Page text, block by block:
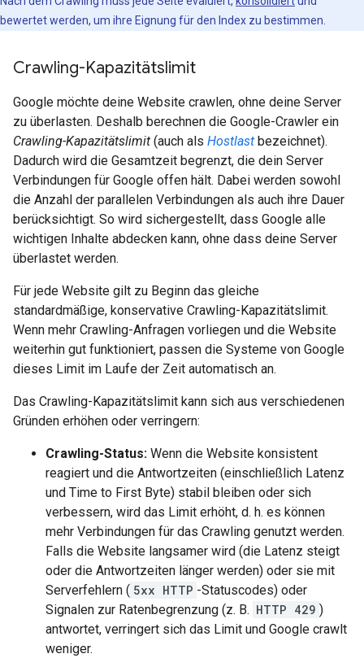
bewertet werden, um ihre Eignung für den Index zu bestimmen.
Crawling-Kapazitätslimit
Google möchte deine Website crawlen, ohne deine Server
zu überlasten. Deshalb berechnen die Google-Crawler ein
Crawling-Kapazitätslimit (auch als Hostlast bezeichnet).
Dadurch wird die Gesamtzeit begrenzt, die dein Server
Verbindungen für Google offen hält. Dabei werden sowohl
die Anzahl der parallelen Verbindungen als auch ihre Dauer
berücksichtigt. So wird sichergestellt, dass Google alle
wichtigen Inhalte abdecken kann, ohne dass deine Server
überlastet werden.
Für jede Website gilt zu Beginn das gleiche
standardmäßige, konservative Crawling-Kapazitätslimit.
Wenn mehr Crawling-Anfragen vorliegen und die Website
weiterhin gut funktioniert, passen die Systeme von Google
dieses Limit im Laufe der Zeit automatisch an.
Das Crawling-Kapazitätslimit kann sich aus verschiedenen
Gründen erhöhen oder verringern:
Crawling-Status: Wenn die Website konsistent
reagiert und die Antwortzeiten (einschließlich Latenz
und Time to First Byte) stabil bleiben oder sich
verbessern, wird das Limit erhöht, d. h. es können
mehr Verbindungen für das Crawling genutzt werden.
Falls die Website langsamer wird (die Latenz steigt
oder die Antwortzeiten länger werden) oder sie mit
Serverfehlern ( 5xx HTTP -Statuscodes) oder
Signalen zur Ratenbegrenzung (z. B. HTTP 429 )
antwortet, verringert sich das Limit und Google crawlt
weniger.